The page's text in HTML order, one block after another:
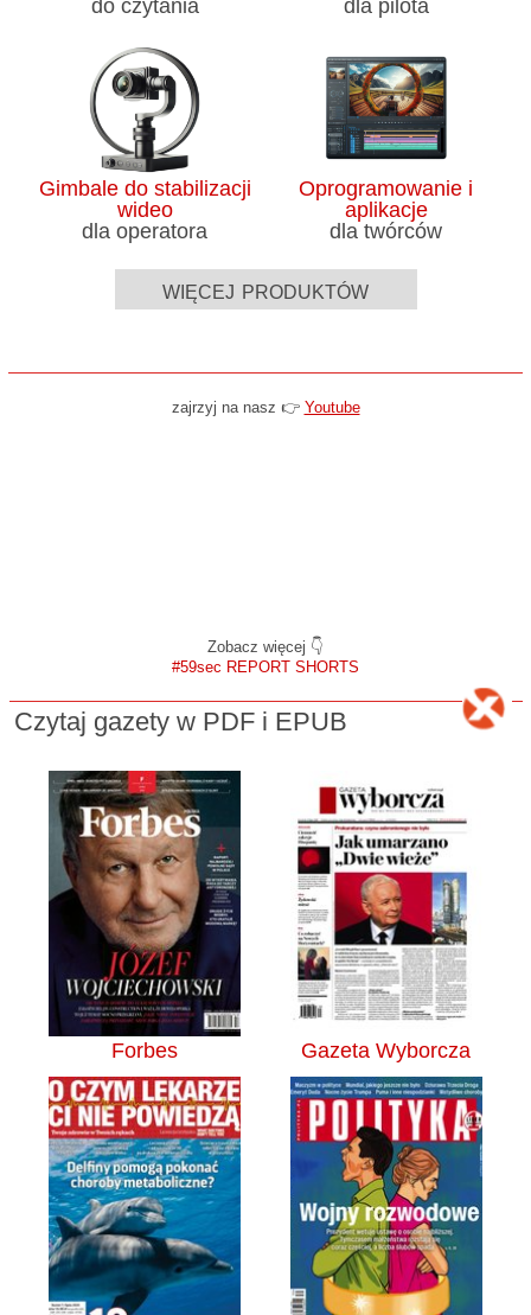
do czytania
dla pilota
Gimbale do stabilizacji
wideo
dla operatora
Oprogramowanie i
aplikacje
dla twórców
więcej produktów
zajrzyj na nasz 👉 Youtube
Zobacz więcej 👇
#59sec REPORT SHORTS
Czytaj gazety w PDF i EPUB
Forbes Gazeta Wyborcza